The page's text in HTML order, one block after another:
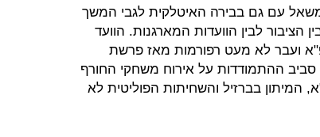
משאל עם גם בבירה האיטלקית לגבי המשך
לבין הוועדות המארגנות. הוועד
ועבר לא מעט רפורמות מאז פרשת
השחיתות שנחשפה בסוף שנות ה־90 סביב ההתמודדות על אירוח משחקי החורף
המיתון בברזיל והשחיתות הפוליטית לא